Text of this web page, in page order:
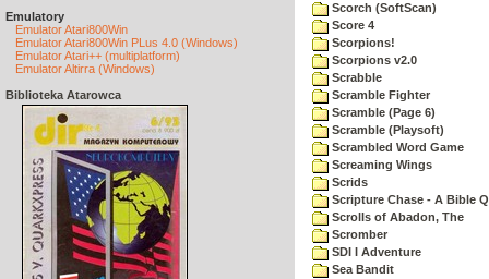
Emulatory
Emulator Atari800Win
Emulator Atari800Win PLus 4.0 (Windows)
Emulator Atari++ (multiplatform)
Emulator Altirra (Windows)
Biblioteka Atarowca
Scorch (SoftScan)
Score 4
Scorpions!
Scorpions v2.0
Scrabble
Scramble Fighter
Scramble (Page 6)
Scramble (Playsoft)
Scrambled Word Game
Screaming Wings
Scrids
Scripture Chase - A Bible
Scrolls of Abadon, The
Scromber
SDI I Adventure
Sea Bandit